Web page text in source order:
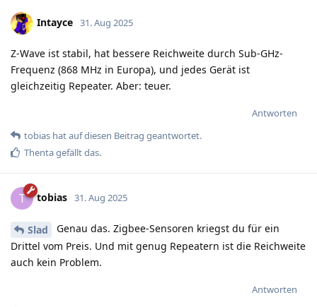
Intayce 31. Aug 2025
Z-Wave ist stabil, hat bessere Reichweite durch Sub-GHz-
Frequenz (868 MHz in Europa), und jedes Gerät ist
gleichzeitig Repeater. Aber: teuer.
Antworten
tobias hatauf diesen Beitrag geantwortet.
Thentagefällt das.
T tobias 31. Aug 2025
Slad
Genau das. Zigbee-Sensoren kriegst du für ein
Drittel vom Preis. Und mit genug Repeatern ist die Reichweite
auch kein Problem.
Antworten